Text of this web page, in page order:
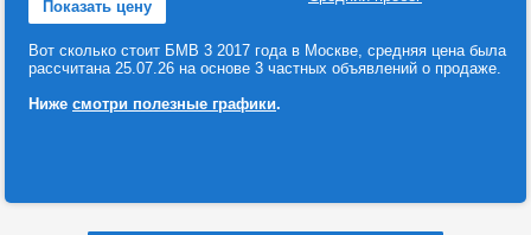
Показать цену
Вот сколько стоит БМВ 3 2017 года в Москве, средняя цена была
рассчитана 25.07.26 на основе 3 частных объявлений о продаже.
Ниже смотри полезные графики.